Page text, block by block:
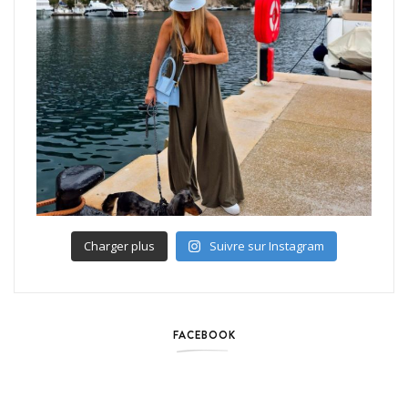
Charger plus Suivre sur Instagram
FACEBOOK